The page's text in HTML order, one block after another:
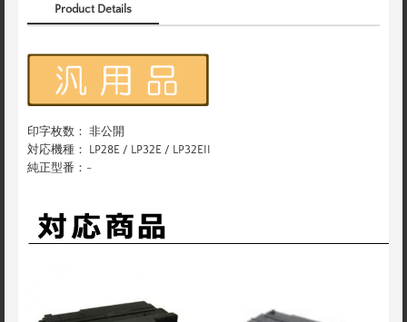
Product Details
印字枚数： 非公開
対応機種： LP28E / LP32E / LP32EII
純正型番：-